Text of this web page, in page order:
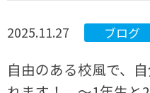
2025.11.27 ブログ
自由のある校風で、